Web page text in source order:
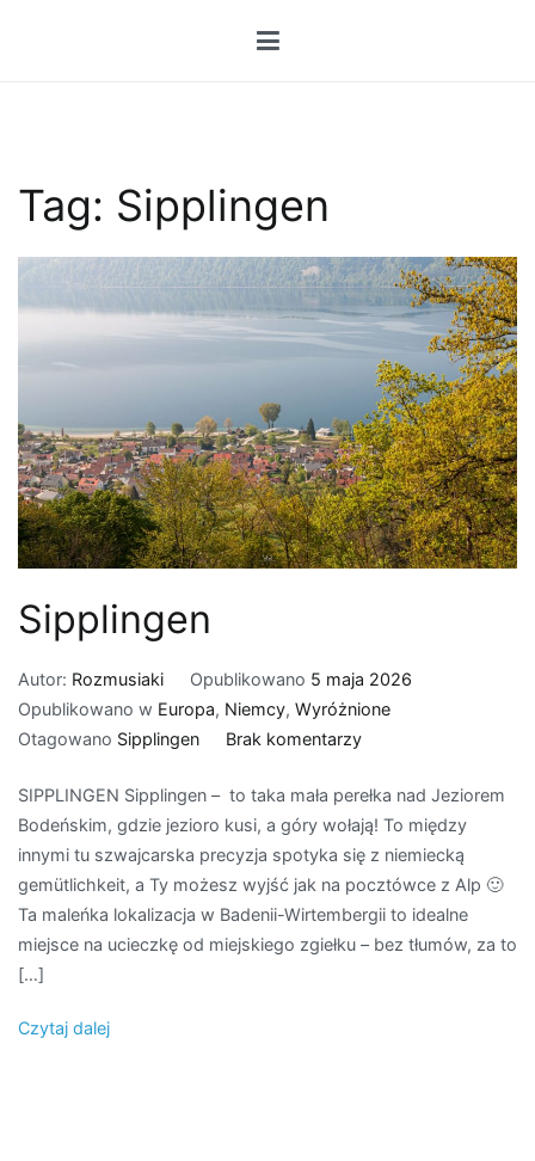
Tag: Sipplingen
Sipplingen
Autor: Rozmusiaki Opublikowano 5 maja 2026
Opublikowano w Europa, Niemcy, Wyróżnione
Otagowano Sipplingen Brak komentarzydo
SIPPLINGEN Sipplingen – to taka mała perełka nad Jeziorem
Bodeńskim, gdzie jezioro kusi, a góry wołają! To między
innymi tu szwajcarska precyzja spotyka się z niemiecką
gemütlichkeit, a Ty możesz wyjść jak na pocztówce z Alp 🙂
Ta maleńka lokalizacja w Badenii-Wirtembergii to idealne
miejsce na ucieczkę od miejskiego zgiełku – bez tłumów, za to
[…]
Czytaj dalej